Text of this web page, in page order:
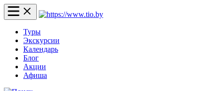
Туры
Экскурсии
Календарь
Блог
Акции
Афиша